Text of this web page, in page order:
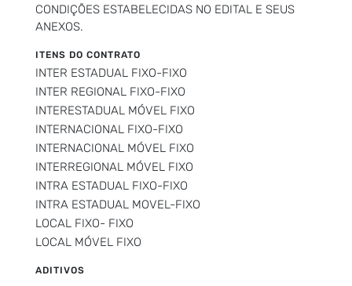
CONDIÇÕES ESTABELECIDAS NO EDITAL E SEUS
ANEXOS.
ITENS DO CONTRATO
INTER ESTADUAL FIXO-FIXO
INTER REGIONAL FIXO-FIXO
INTERESTADUAL MÓVEL FIXO
INTERNACIONAL FIXO-FIXO
INTERNACIONAL MÓVEL FIXO
INTERREGIONAL MÓVEL FIXO
INTRA ESTADUAL FIXO-FIXO
INTRA ESTADUAL MOVEL-FIXO
LOCAL FIXO- FIXO
LOCAL MÓVEL FIXO
ADITIVOS